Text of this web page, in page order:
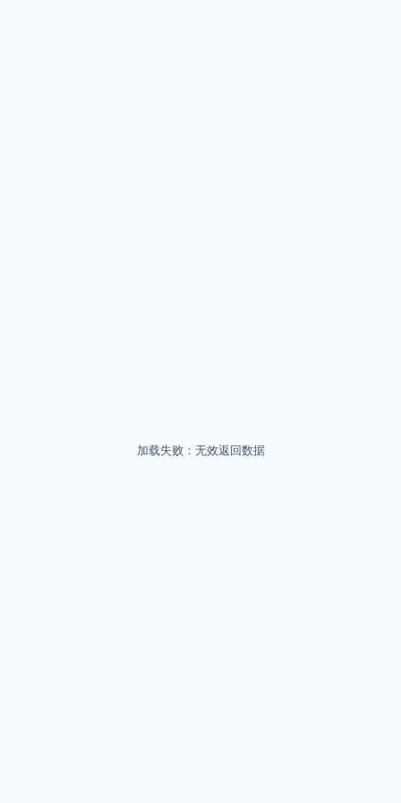
加载失败：无效返回数据